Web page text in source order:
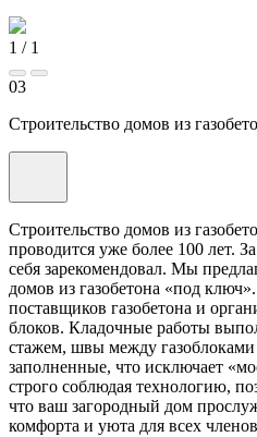
1 / 1
03
Строительство домов из
Строительство домов из
проводится уже более 100 лет.
себя зарекомендовал. Мы
домов из газобетона «под
поставщиков газобетона и
блоков. Кладочные работы
стажем, швы между
заполненные, что исключает
строго соблюдая технологию,
что ваш загородный дом
комфорта и уюта для всех